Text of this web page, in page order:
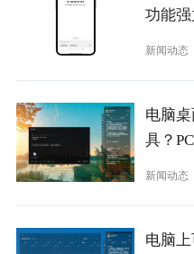
功能
新闻动态
电脑
具？
新闻动态
电脑